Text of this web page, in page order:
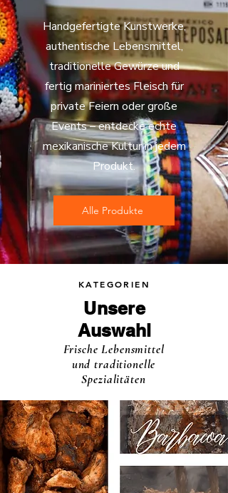
Handgefertigte Kunstwerke,
authentische Lebensmittel,
traditionelle Gewürze und
fertig mariniertes Fleisch für
private Feiern oder große
Events – entdecke echte
mexikanische Kultur in jedem
Produkt.
Alle Produkte
KATEGORIEN
Unsere
Auswahl
Frische Lebensmittel
und traditionelle
Spezialitäten